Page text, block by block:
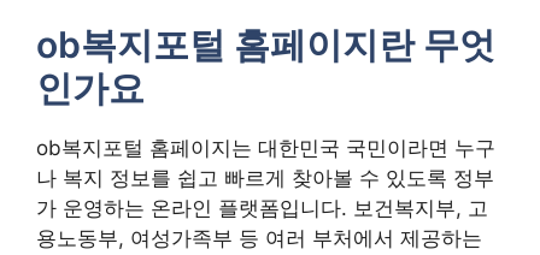
ob복지포털 홈페이지란 무엇
인가요
ob복지포털 홈페이지는 대한민국 국민이라면 누구
나 복지 정보를 쉽고 빠르게 찾아볼 수 있도록 정부
가 운영하는 온라인 플랫폼입니다. 보건복지부, 고
용노동부, 여성가족부 등 여러 부처에서 제공하는